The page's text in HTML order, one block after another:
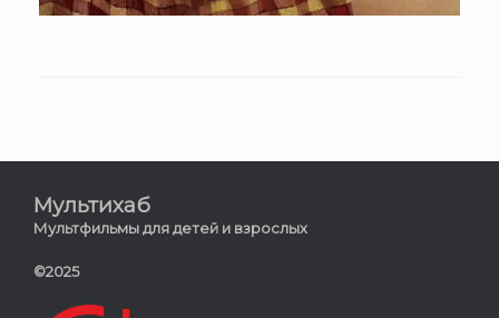
Мультихаб
Мультфильмы для детей и взрослых
©2025